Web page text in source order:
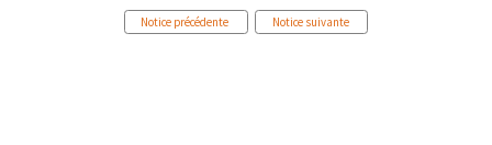
Notice précédente Notice suivante